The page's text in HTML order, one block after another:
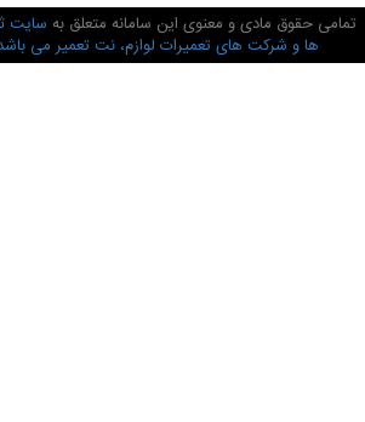
حقوق مادی و معنوی این سامانه متعلق به سایت ثبت
ها و شرکت های تعمیرات لوازم، نت تعمیر می باشد